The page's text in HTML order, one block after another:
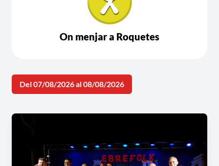
On menjar a Roquetes
Del 07/08/2026 al 08/08/2026